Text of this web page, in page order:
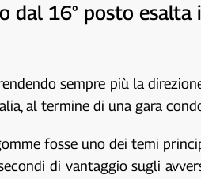
dal 16° posto
sempre più la
al termine di una gara
fosse uno dei temi
di vantaggio sugli